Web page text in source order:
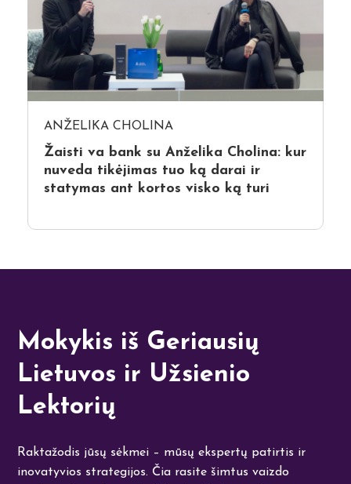
ANŽELIKA CHOLINA
Žaisti va bank su Anželika Cholina: kur
nuveda tikėjimas tuo ką darai ir
statymas ant kortos visko ką turi
Mokykis iš Geriausių
Lietuvos ir Užsienio
Lektorių
Raktažodis jūsų sėkmei – mūsų ekspertų patirtis ir
inovatyvios strategijos. Čia rasite šimtus vaizdo